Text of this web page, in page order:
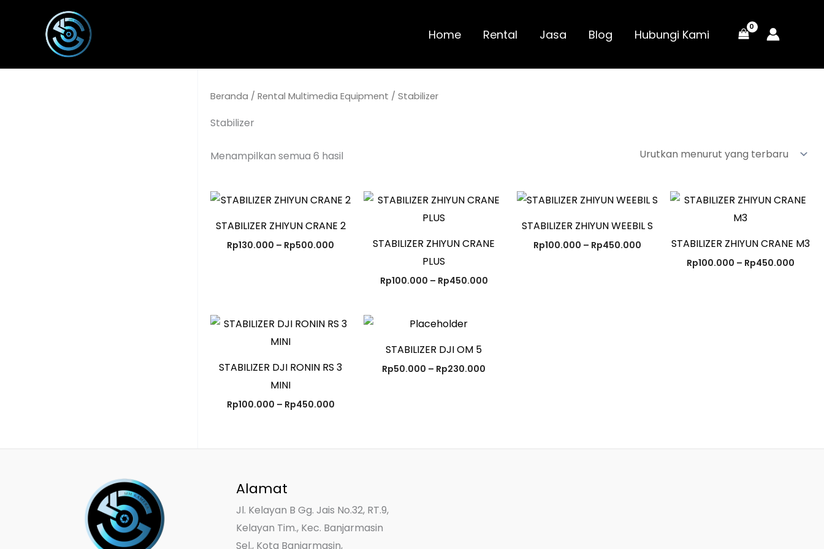
Home Rental Jasa Blog Hubungi Kami
Beranda / Rental Multimedia Equipment / Stabilizer
Stabilizer
Menampilkan semua 6 hasil
STABILIZER ZHIYUN CRANE 2
Rp130.000 – Rp500.000
Rentang
harga:
hingga
Rp500.000STABILIZER ZHIYUN CRANE
PLUS
Rp100.000 – Rp450.000
Rentang
harga:
Rp450.000
STABILIZER ZHIYUN WEEBIL S
Rp100.000 – Rp450.000
Rentang
harga:
hingga
Rp450.000STABILIZER ZHIYUN CRANE M3
Rp100.000 – Rp450.000
harga:
STABILIZER DJI RONIN RS 3
MINI
Rp100.000 – Rp450.000
Rentang
harga:
Rp450.000
STABILIZER DJI OM 5
Rp50.000 – Rp230.000
Alamat
Jl. Kelayan B Gg. Jais No.32, RT.9,
Kelayan Tim., Kec. Banjarmasin
Sel., Kota Banjarmasin,